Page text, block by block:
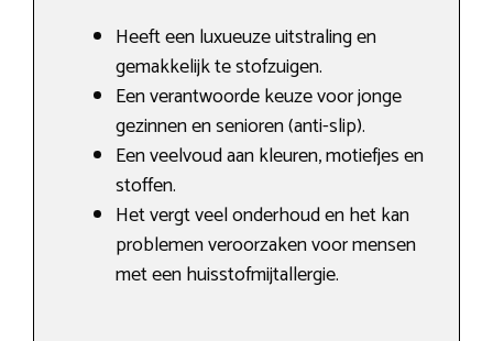
Heeft een luxueuze uitstraling en
gemakkelijk te stofzuigen.
Een verantwoorde keuze voor jonge
gezinnen en senioren (anti-slip).
Een veelvoud aan kleuren, motiefjes en
stoffen.
Het vergt veel onderhoud en het kan
problemen veroorzaken voor mensen
met een huisstofmijtallergie.